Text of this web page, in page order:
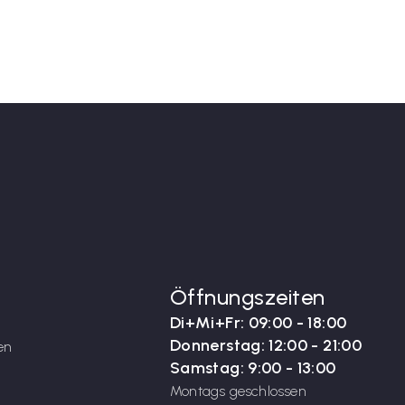
Öffnungszeiten
Di+Mi+Fr: 09:00 - 18:00
Donnerstag: 12:00 - 21:00
Samstag: 9:00 - 13:00
Montags geschlossen